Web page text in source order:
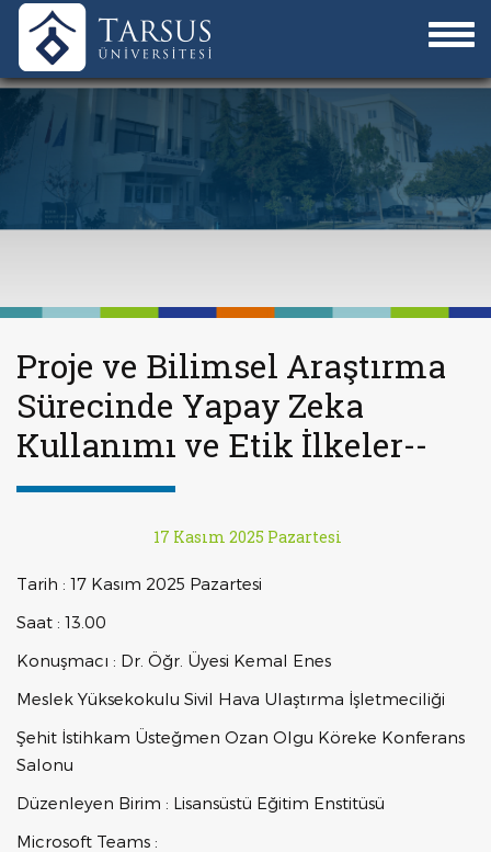
Proje ve Bilimsel Araştırma
Sürecinde Yapay Zeka
Kullanımı ve Etik İlkeler--
17 Kasım 2025 Pazartesi
Tarih : 17 Kasım 2025 Pazartesi
Saat : 13.00
Konuşmacı : Dr. Öğr. Üyesi Kemal Enes
Meslek Yüksekokulu Sivil Hava Ulaştırma İşletmeciliği
Şehit İstihkam Üsteğmen Ozan Olgu Köreke Konferans
Salonu
Düzenleyen Birim : Lisansüstü Eğitim Enstitüsü
Microsoft Teams :